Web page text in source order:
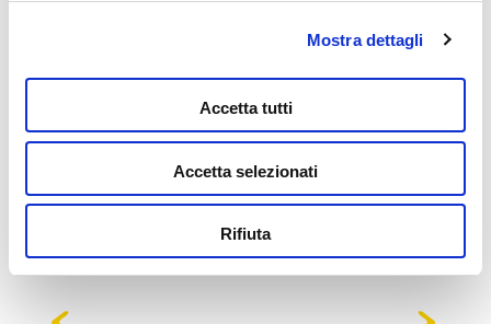
Mostra dettagli
Accetta tutti
Accetta selezionati
Rifiuta
Potrebbe interessarti
anche...
OUT OF STOCK